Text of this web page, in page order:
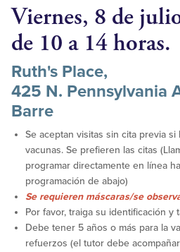
Viernes, 8 de
de 10 a 14 horas.
Ruth's Place,
425 N. Pennsylvania
Barre
Se aceptan visitas sin cita previa
vacunas. Se prefieren las citas
programar directamente en línea
programación de abajo)
Se requieren máscaras/se
Por favor, traiga su identificación y
Debe tener 5 años o más para la
refuerzos (el tutor debe